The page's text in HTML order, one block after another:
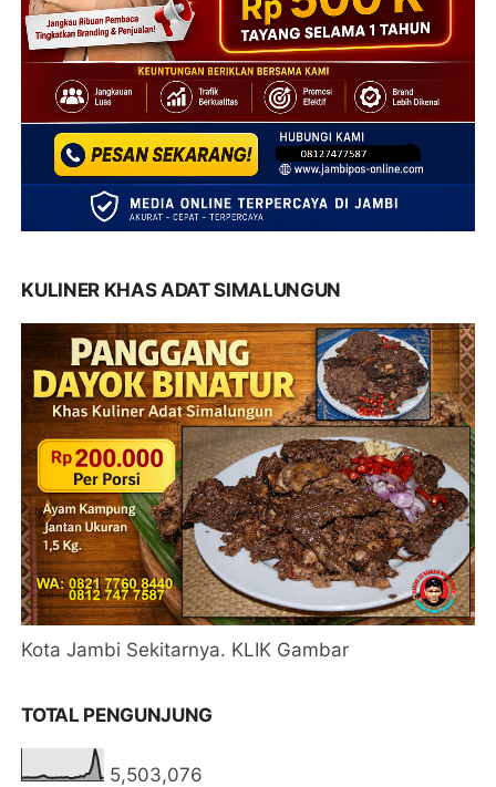
KULINER KHAS ADAT SIMALUNGUN
Kota Jambi Sekitarnya. KLIK Gambar
TOTAL PENGUNJUNG
5,503,076